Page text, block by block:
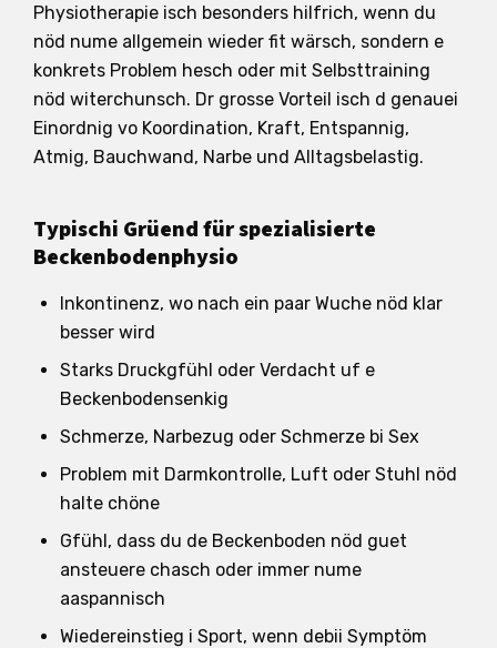
Physiotherapie isch besonders hilfrich, wenn du
nöd nume allgemein wieder fit wärsch, sondern e
konkrets Problem hesch oder mit Selbsttraining
nöd witerchunsch. Dr grosse Vorteil isch d genauei
Einordnig vo Koordination, Kraft, Entspannig,
Atmig, Bauchwand, Narbe und Alltagsbelastig.
Typischi Grüend für spezialisierte
Beckenbodenphysio
Inkontinenz, wo nach ein paar Wuche nöd klar
besser wird
Starks Druckgfühl oder Verdacht uf e
Beckenbodensenkig
Schmerze, Narbezug oder Schmerze bi Sex
Problem mit Darmkontrolle, Luft oder Stuhl nöd
halte chöne
Gfühl, dass du de Beckenboden nöd guet
ansteuere chasch oder immer nume
aaspannisch
Wiedereinstieg i Sport, wenn debii Symptöm